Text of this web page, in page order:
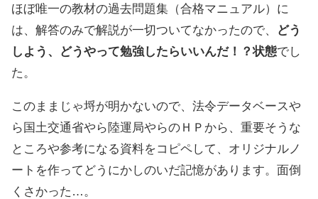
ほぼ唯一の教材の過去問題集（合格マニュアル）に
は、解答のみで解説が一切ついてなかったので、
どう
しよう、どうやって勉強したらいいんだ！？状態でし
た。
このままじゃ埒が明かないので、法令データベースや
ら国土交通省やら陸運局やらのＨＰから、重要そうな
ところや参考になる資料をコピペして、オリジナルノ
ートを作ってどうにかしのいだ記憶があります。面倒
くさかった…。